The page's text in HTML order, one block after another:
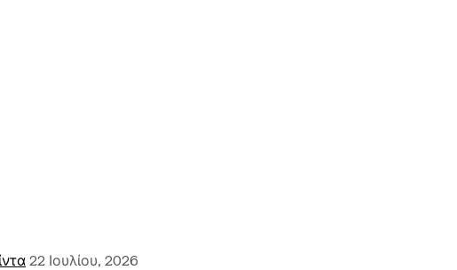
22 Ιουλίου, 2026